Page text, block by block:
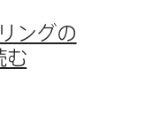
ングの​
む